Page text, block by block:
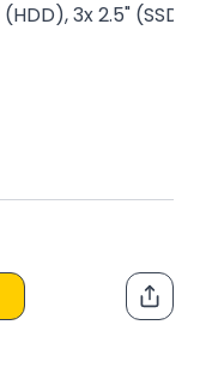
(HDD), 3x 2.5" (SSD)